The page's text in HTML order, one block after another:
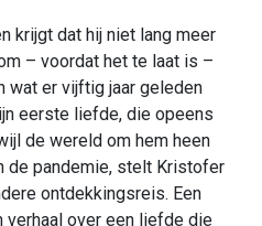
krijgt dat hij niet lang meer
– voordat het te laat is –
wat er vijftig jaar geleden
eerste liefde, die opeens
de wereld om hem heen
de pandemie, stelt Kristofer
ontdekkingsreis. Een
verhaal over een liefde die